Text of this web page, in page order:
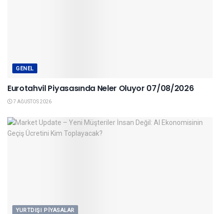
GENEL
Eurotahvil Piyasasında Neler Oluyor 07/08/2026
7 AĞUSTOS 2026
YURTDIŞI PIYASALAR